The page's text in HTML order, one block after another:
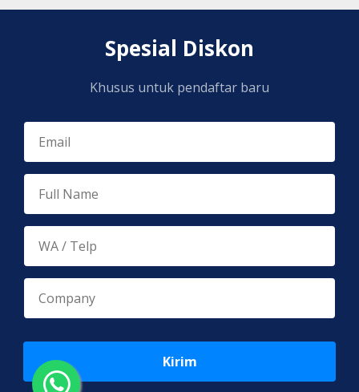
Spesial Diskon
Khusus untuk pendaftar baru
Kirim